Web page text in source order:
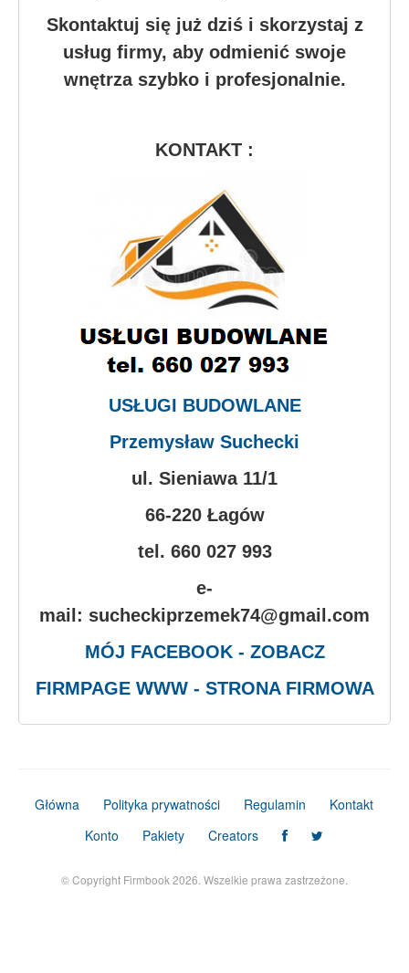
Skontaktuj się już dziś i skorzystaj z
usług firmy, aby odmienić swoje
wnętrza szybko i profesjonalnie.
KONTAKT :
USŁUGI BUDOWLANE
Przemysław Suchecki
ul. Sieniawa 11/1
66-220 Łagów
tel. 660 027 993
e-
mail: sucheckiprzemek74@gmail.com
MÓJ FACEBOOK - ZOBACZ
FIRMPAGE WWW - STRONA FIRMOWA
Główna Polityka prywatności Regulamin
Kontakt
Konto
Pakiety Creators
© Copyright Firmbook 2026. Wszelkie prawa zastrzeżone.